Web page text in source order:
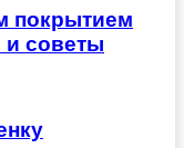
покрытием
и советы